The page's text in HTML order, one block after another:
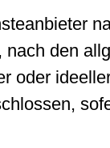
nach den
oder